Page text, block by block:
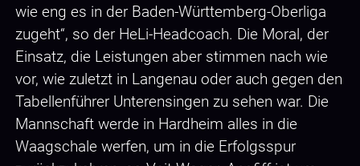
wie eng es in der Baden-Württemberg-Oberliga
zugeht“, so der HeLi-Headcoach. Die Moral, der
Einsatz, die Leistungen aber stimmen nach wie
vor, wie zuletzt in Langenau oder auch gegen den
Tabellenführer Unterensingen zu sehen war. Die
Mannschaft werde in Hardheim alles in die
Waagschale werfen, um in die Erfolgsspur